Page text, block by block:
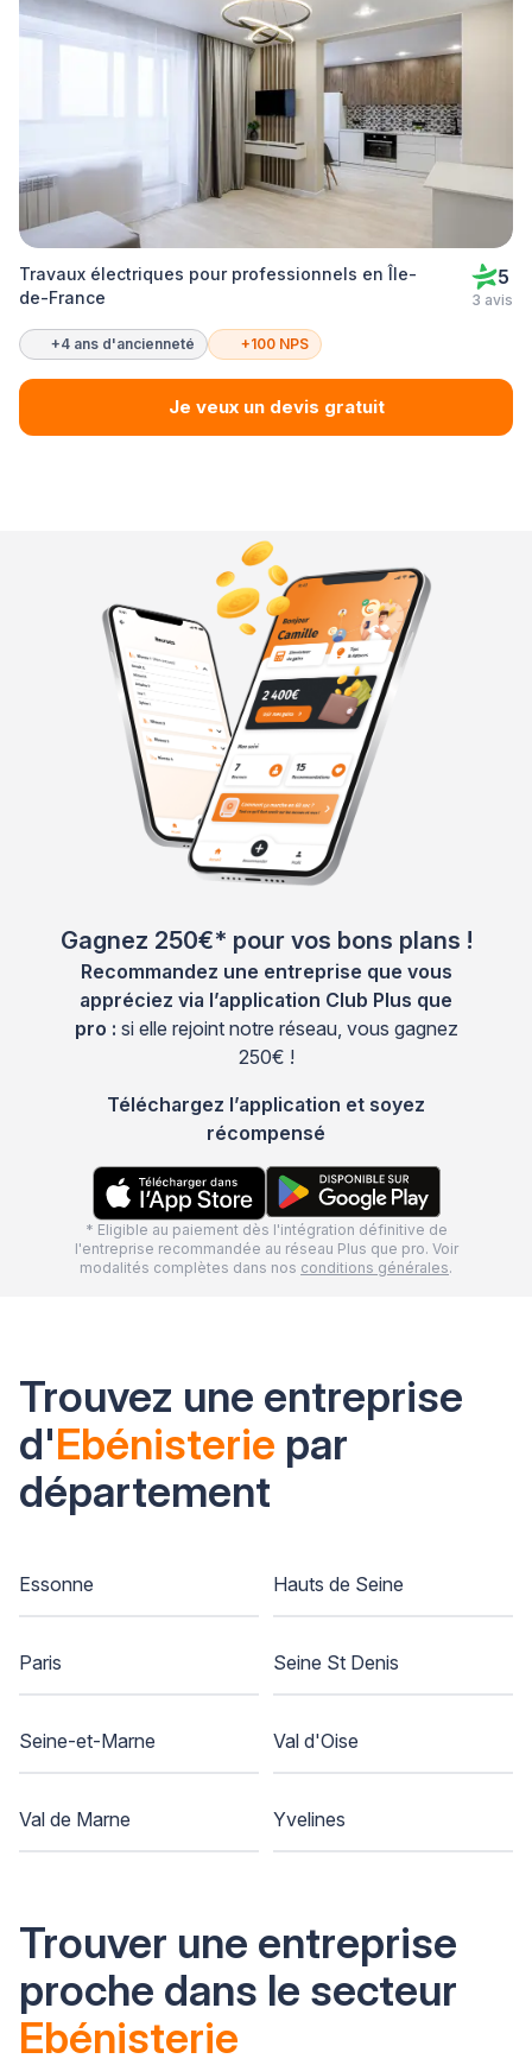
Travaux électriques pour professionnels en Île-
de-France
5
3 avis
+4 ans d'ancienneté +100 NPS
Je veux un devis gratuit
Gagnez 250€* pour vos bons plans !
Recommandez une entreprise que vous
appréciez via l’application Club Plus que
pro : si elle rejoint notre réseau, vous gagnez
250€ !
Téléchargez l’application et soyez
récompensé
* Eligible au paiement dès l'intégration définitive de
l'entreprise recommandée au réseau Plus que pro. Voir
modalités complètes dans nos conditions générales.
Trouvez une entreprise
d'Ebénisterie par
département
Essonne Hauts de Seine
Paris Seine St Denis
Seine-et-Marne Val d'Oise
Val de Marne Yvelines
Trouver une entreprise
proche dans le secteur
Ebénisterie